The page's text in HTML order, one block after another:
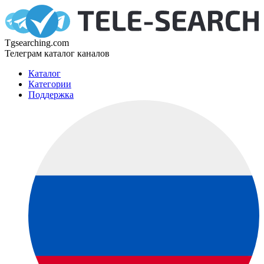
Tgsearching.com
Телеграм каталог каналов
Каталог
Категории
Поддержка